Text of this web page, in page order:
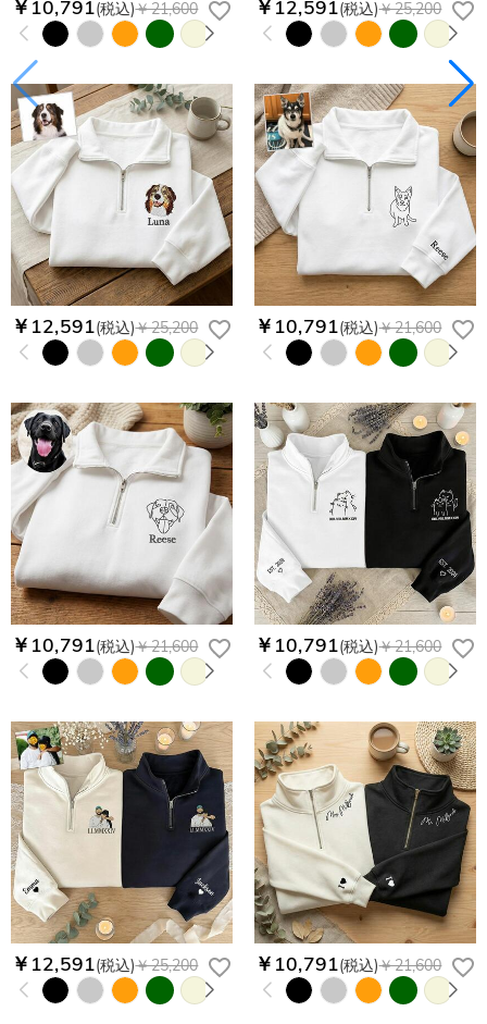
￥10,791(税込)￥21,600 ￥12,591(税込)￥25,200
￥12,591(税込)￥25,200 ￥10,791(税込)￥21,600
￥10,791(税込)￥21,600 ￥10,791(税込)￥21,600
￥12,591(税込)￥25,200 ￥10,791(税込)￥21,600